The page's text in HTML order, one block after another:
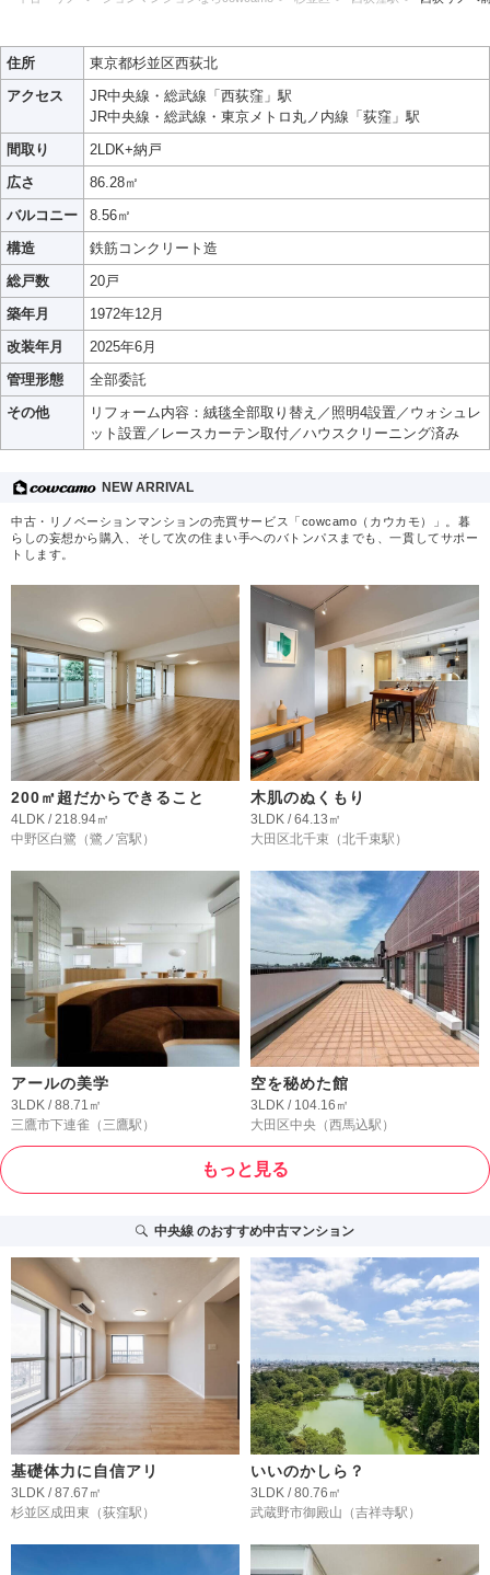
住所
東京都杉並区西荻北
アクセス
JR中央線・総武線「西荻窪」駅
JR中央線・総武線・東京メトロ丸ノ内線「荻窪」駅
間取り
2LDK+納戸
広さ
86.28㎡
バルコニー
8.56㎡
構造
鉄筋コンクリート造
総戸数
20戸
築年月
1972年12月
改装年月
2025年6月
管理形態
全部委託
その他
リフォーム内容：絨毯全部取り替え／照明4設置／ウォシュレ
ット設置／レースカーテン取付／ハウスクリーニング済み
NEW ARRIVAL
中古・リノベーションマンションの売買サービス「cowcamo（カウカモ）」。暮
らしの妄想から購入、そして次の住まい手へのバトンパスまでも、一貫してサポー
トします。
200㎡超だからできること
4LDK / 218.94㎡
中野区白鷺 （鷺ノ宮駅）
木肌のぬくもり
3LDK / 64.13㎡
大田区北千束 （北千束駅）
アールの美学
3LDK / 88.71㎡
三鷹市下連雀 （三鷹駅）
空を秘めた館
3LDK / 104.16㎡
大田区中央 （西馬込駅）
もっと見る
中央線のおすすめ中古マンション
基礎体力に自信アリ
3LDK / 87.67㎡
杉並区成田東 （荻窪駅）
いいのかしら？
3LDK / 80.76㎡
武蔵野市御殿山 （吉祥寺駅）